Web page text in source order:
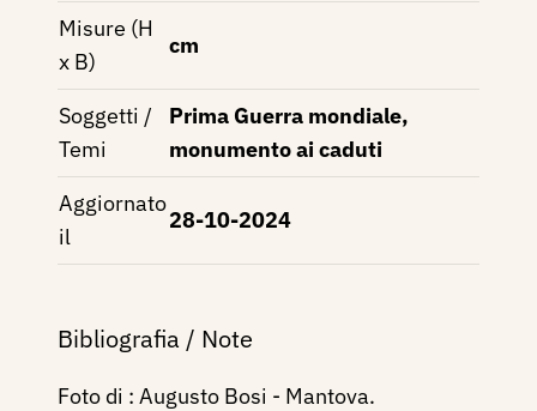
Misure (H
x B)
cm
Soggetti /
Temi
Prima Guerra mondiale,
monumento ai caduti
Aggiornato
il
28-10-2024
Bibliografia / Note
Foto di : Augusto Bosi - Mantova.